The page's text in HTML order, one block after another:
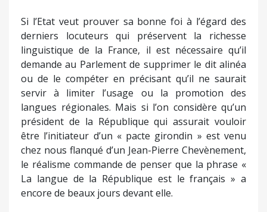
Si l’Etat veut prouver sa bonne foi à l’égard des
derniers locuteurs qui préservent la richesse
linguistique de la France, il est nécessaire qu’il
demande au Parlement de supprimer le dit alinéa
ou de le compéter en précisant qu’il ne saurait
servir à limiter l’usage ou la promotion des
langues régionales. Mais si l’on considère qu’un
président de la République qui assurait vouloir
être l’initiateur d’un « pacte girondin » est venu
chez nous flanqué d’un Jean-Pierre Chevènement,
le réalisme commande de penser que la phrase «
La langue de la République est le français » a
encore de beaux jours devant elle.